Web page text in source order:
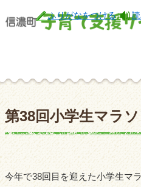
ふりがなをつける
第38回小学生マラ
今年で38回目を迎えた小学生マ